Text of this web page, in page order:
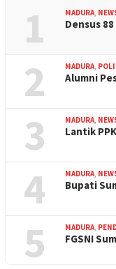
1 MADURA
Densus
2 MADURA
Alumni
3 MADURA
Lantik
4 MADURA
Bupati
5 MADURA
FGSNI